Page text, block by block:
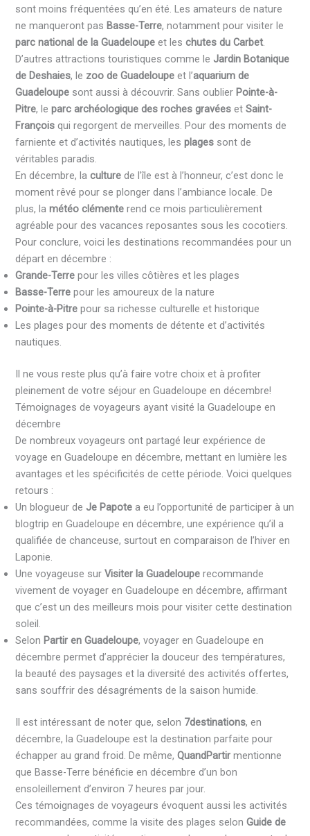
sont moins fréquentées qu’en été. Les amateurs de nature
ne manqueront pas Basse-Terre, notamment pour visiter le
parc national de la Guadeloupe et leschutes du Carbet.
D’autres attractions touristiques comme le Jardin Botanique
de Deshaies, le zoo de Guadeloupe et l’aquarium de
Guadeloupe sont aussi à découvrir. Sans oublier Pointe-à-
Pitre, leparc archéologique des roches gravées etSaint-
François qui regorgent de merveilles. Pour des moments de
farniente et d’activités nautiques, lesplages sont de
véritables paradis.
En décembre, laculture de l’île est à l’honneur, c’est donc le
moment rêvé pour se plonger dans l’ambiance locale. De
plus, lamétéo clémente rend ce mois particulièrement
agréable pour des vacances reposantes sous les cocotiers.
Pour conclure, voici les destinations recommandées pour un
départ en décembre :
Grande-Terre pour les villes côtières et les plages
Basse-Terre pour les amoureux de la nature
Pointe-à-Pitre pour sa richesse culturelle et historique
Les plages pour des moments de détente et d’activités
nautiques.
Il ne vous reste plus qu’à faire votre choix et à profiter
pleinement de votre séjour en Guadeloupe en décembre!
Témoignages de voyageurs ayant visité la Guadeloupe en
décembre
De nombreux voyageurs ont partagé leur expérience de
voyage en Guadeloupe en décembre, mettant en lumière les
avantages et les spécificités de cette période. Voici quelques
retours :
Un blogueur de Je Papote a eu l’opportunité de participer à un
blogtrip en Guadeloupe en décembre, une expérience qu’il a
qualifiée de chanceuse, surtout en comparaison de l’hiver en
Laponie.
Une voyageuse surVisiter la Guadeloupe recommande
vivement de voyager en Guadeloupe en décembre, affirmant
que c’est un des meilleurs mois pour visiter cette destination
soleil.
Selon Partir en Guadeloupe, voyager en Guadeloupe en
décembre permet d’apprécier la douceur des températures,
la beauté des paysages et la diversité des activités offertes,
sans souffrir des désagréments de la saison humide.
Il est intéressant de noter que, selon 7destinations, en
décembre, la Guadeloupe est la destination parfaite pour
échapper au grand froid. De même,QuandPartir mentionne
que Basse-Terre bénéficie en décembre d’un bon
ensoleillement d’environ 7 heures par jour.
Ces témoignages de voyageurs évoquent aussi les activités
recommandées, comme la visite des plages selonGuide de